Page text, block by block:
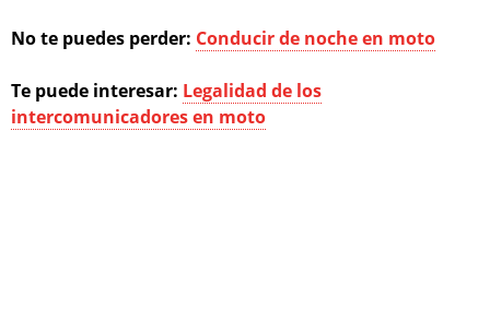
No te puedes perder: Conducir de noche en moto
Te puede interesar: Legalidad de los
intercomunicadores en moto